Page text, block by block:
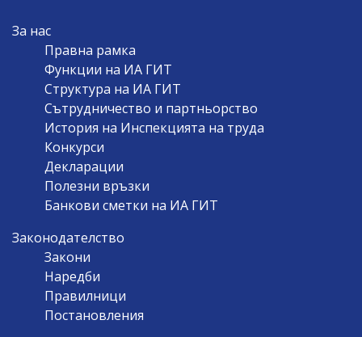
NAVIGATION
За нас
Правна рамка
Функции на ИА ГИТ
Структура на ИА ГИТ
Сътрудничество и партньорство
История на Инспекцията на труда
Конкурси
Декларации
Полезни връзки
Банкови сметки на ИА ГИТ
Законодателство
Закони
Наредби
Правилници
Постановления